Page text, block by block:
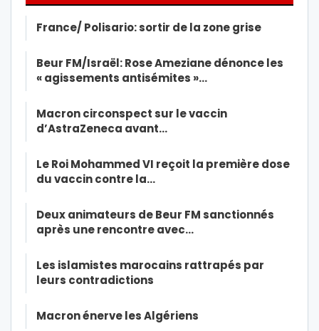
France/ Polisario: sortir de la zone grise
Beur FM/Israël: Rose Ameziane dénonce les
« agissements antisémites »…
Macron circonspect sur le vaccin
d’AstraZeneca avant…
Le Roi Mohammed VI reçoit la première dose
du vaccin contre la…
Deux animateurs de Beur FM sanctionnés
après une rencontre avec…
Les islamistes marocains rattrapés par
leurs contradictions
Macron énerve les Algériens